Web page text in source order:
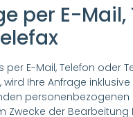
per E-Mail,
per E-Mail, Telefon oder
wird Ihre Anfrage
personenbezogenen
Zwecke der Bearbeitung